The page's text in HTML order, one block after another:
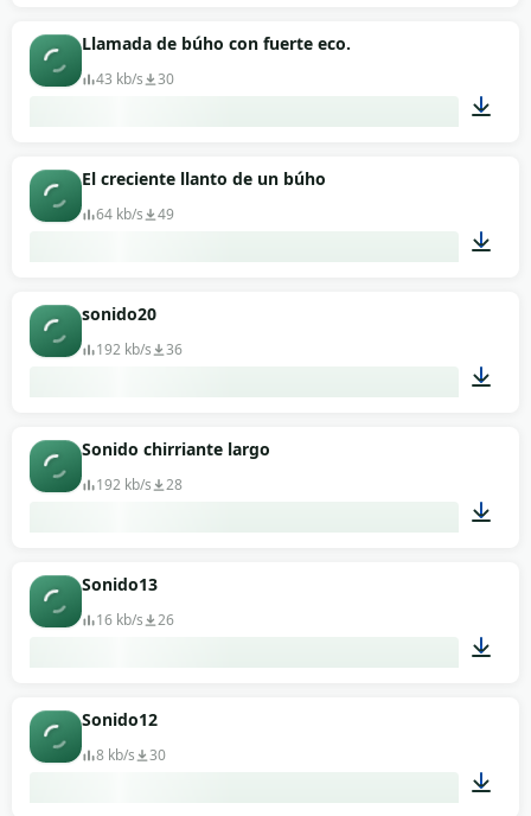
Llamada de búho con fuerte eco.
43 kb/s 30
El creciente llanto de un búho
64 kb/s 49
sonido20
192 kb/s 36
Sonido chirriante largo
192 kb/s 28
Sonido13
16 kb/s 26
Sonido12
8 kb/s 30